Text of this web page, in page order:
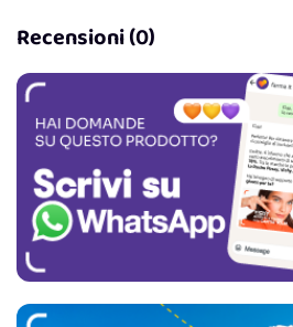
Recensioni (0)